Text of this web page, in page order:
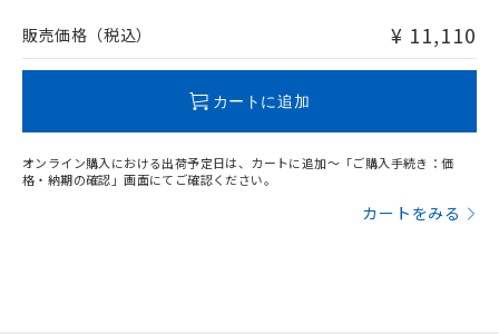
問い合わせください。
販売価格（税込） ¥ 11,110
カートに追加
オンライン購入における出荷予定日は、カートに追加～「ご購入手続き：価
格・納期の確認」画面にてご確認ください。
カートをみる